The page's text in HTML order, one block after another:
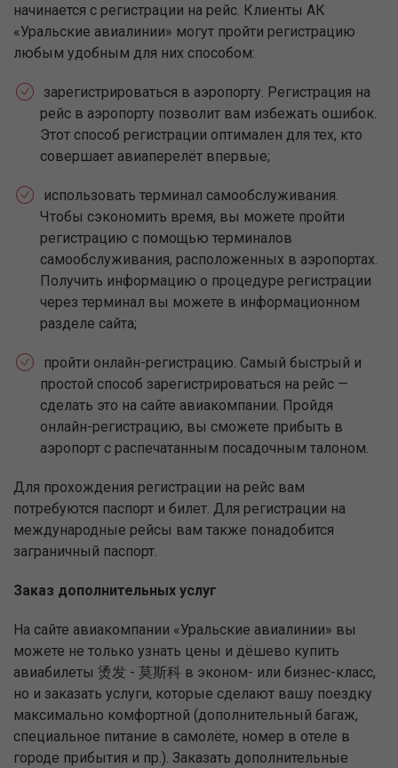
начинается с регистрации на рейс. Клиенты АК
«Уральские авиалинии» могут пройти регистрацию
любым удобным для них способом:
зарегистрироваться в аэропорту. Регистрация на
рейс в аэропорту позволит вам избежать ошибок.
Этот способ регистрации оптимален для тех, кто
совершает авиаперелёт впервые;
использовать терминал самообслуживания.
Чтобы сэкономить время, вы можете пройти
регистрацию с помощью терминалов
самообслуживания, расположенных в аэропортах.
Получить информацию о процедуре регистрации
через терминал вы можете в информационном
разделе сайта;
пройти онлайн-регистрацию. Самый быстрый и
простой способ зарегистрироваться на рейс —
сделать это на сайте авиакомпании. Пройдя
онлайн-регистрацию, вы сможете прибыть в
аэропорт с распечатанным посадочным талоном.
Для прохождения регистрации на рейс вам
потребуются паспорт и билет. Для регистрации на
международные рейсы вам также понадобится
заграничный паспорт.
Заказ дополнительных услуг
На сайте авиакомпании «Уральские авиалинии» вы
можете не только узнать цены и дёшево купить
авиабилеты 烫发 - 莫斯科 в эконом- или бизнес-класс,
но и заказать услуги, которые сделают вашу поездку
максимально комфортной (дополнительный багаж,
специальное питание в самолёте, номер в отеле в
городе прибытия и пр.). Заказать дополнительные